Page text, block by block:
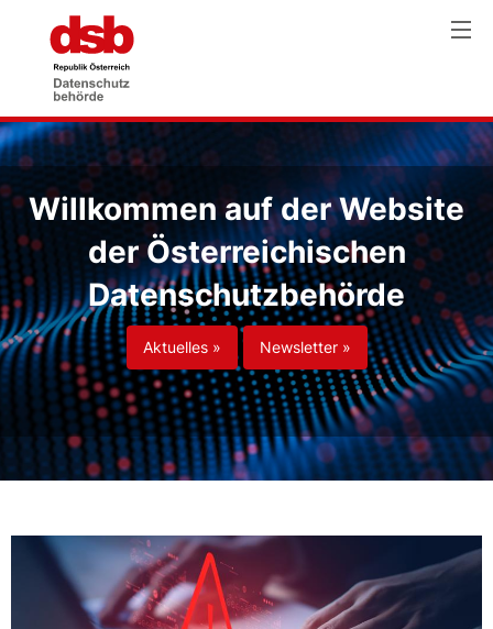
Willkommen auf der Website
der Österreichischen
Datenschutzbehörde
Aktuelles » Newsletter »